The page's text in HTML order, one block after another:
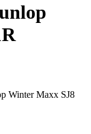
Winter Maxx SJ8